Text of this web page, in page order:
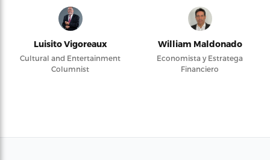
Luisito Vigoreaux
Cultural and Entertainment
Columnist
William Maldonado
Economista y Estratega
Financiero